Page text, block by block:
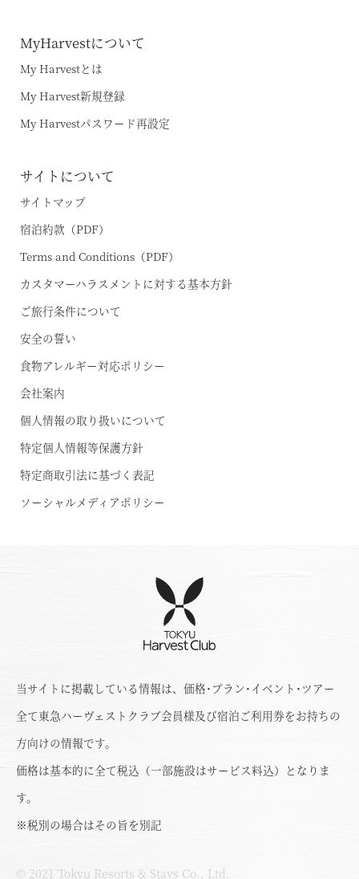
MyHarvestについて
My Harvestとは
My Harvest新規登録
My Harvestパスワード再設定
サイトについて
サイトマップ
宿泊約款（PDF）
Terms and Conditions（PDF）
カスタマーハラスメントに対する基本方針
ご旅行条件について
安全の誓い
食物アレルギー対応ポリシー
会社案内
個人情報の取り扱いについて
特定個人情報等保護方針
特定商取引法に基づく表記
ソーシャルメディアポリシー
当サイトに掲載している情報は、価格･プラン･イベント･ツアー
全て東急ハーヴェストクラブ会員様及び宿泊ご利用券をお持ちの
方向けの情報です。
価格は基本的に全て税込（一部施設はサービス料込）となりま
す。
※税別の場合はその旨を別記
© 2021 Tokyu Resorts & Stays Co., Ltd.